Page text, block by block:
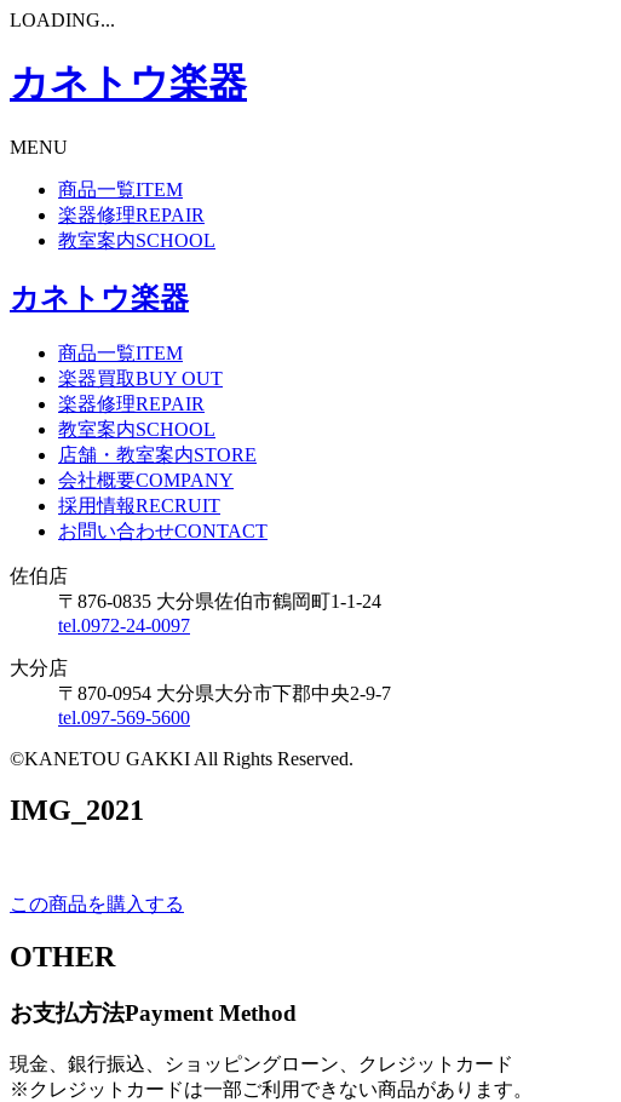
LOADING...
カネトウ楽器
MENU
商品一覧ITEM
楽器修理REPAIR
教室案内SCHOOL
カネトウ楽器
商品一覧ITEM
楽器買取BUY OUT
楽器修理REPAIR
教室案内SCHOOL
店舗・教室案内STORE
会社概要COMPANY
採用情報RECRUIT
お問い合わせCONTACT
佐伯店
〒876-0835 大分県佐伯市鶴岡町1-1-24
tel.0972-24-0097
大分店
〒870-0954 大分県大分市下郡中央2-9-7
tel.097-569-5600
©KANETOU GAKKI All Rights Reserved.
IMG_2021
この商品を購入する
OTHER
お支払方法Payment Method
現金、銀行振込、ショッピングローン、クレジットカード
※クレジットカードは一部ご利用できない商品があります。